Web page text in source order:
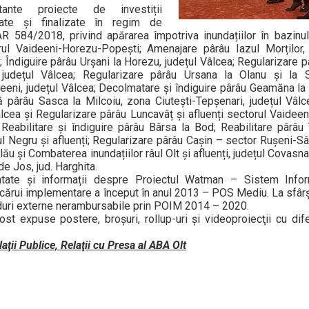
proiecte de investiții
și finalizate în regim de
584/2018, privind apărarea împotriva inundațiilor în
Vaideeni-Horezu-Popești; Amenajare pârâu Iazul
pârâu Urșani la Horezu, județul Vâlcea; Regularizare
Vâlcea; Regularizare pârâu Ursana la Olanu și la
județul Vâlcea; Decolmatare și îndiguire pârâu Geamăna
Sasca la Milcoiu, zona Ciutești-Tepșenari, județul
și Regularizare pârâu Luncavâț și afluenți sectorul
și îndiguire pârâu Bârsa la Bod; Reabilitare pârâu
Negru și afluenți; Regularizare pârâu Cașin – sector Rușeni-
și Combaterea inundațiilor râul Olt și afluenți, județul
Jos, jud. Harghita.
și informații despre Proiectul Watman – Sistem
implementare a început în anul 2013 – POS Mediu. La
externe nerambursabile prin POIM 2014 – 2020.
expuse postere, broșuri, rollup-uri şi videoproiecţii cu
Publice, Relaţii cu Presa al ABA Olt